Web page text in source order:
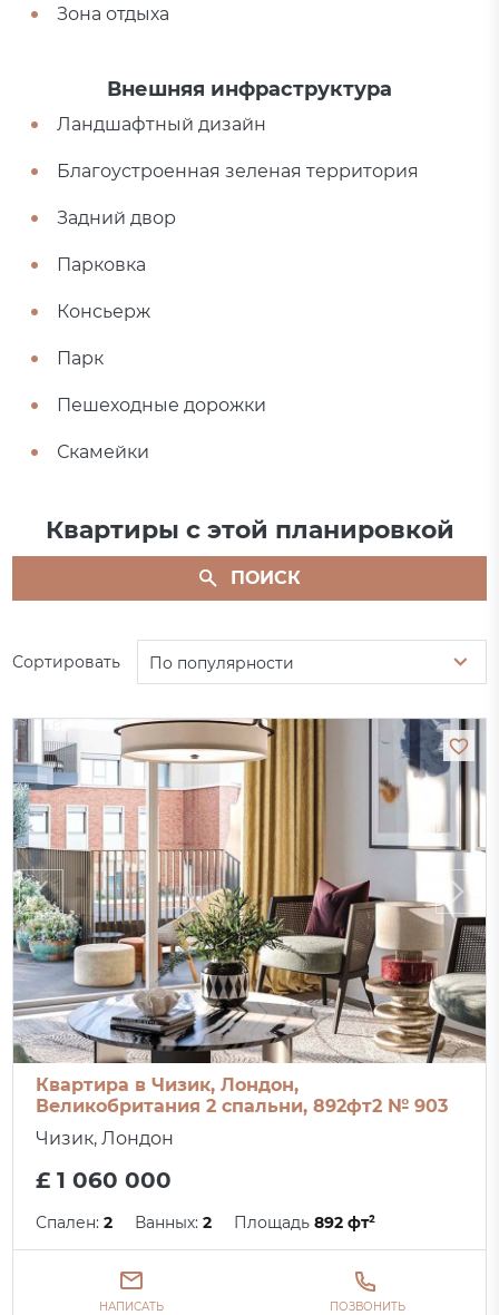
Зона отдыха
Внешняя инфраструктура
Ландшафтный дизайн
Благоустроенная зеленая территория
Задний двор
Парковка
Консьерж
Парк
Пешеходные дорожки
Скамейки
Квартиры с этой планировкой
ПОИСК
Сортировать По популярности
Квартира в Чизик, Лондон,
Великобритания 2 спальни, 892фт2 № 903
Чизик, Лондон
£ 1 060 000
Спален:2 Ванных:2 Площадь892 фт²
НАПИСАТЬ ПОЗВОНИТЬ